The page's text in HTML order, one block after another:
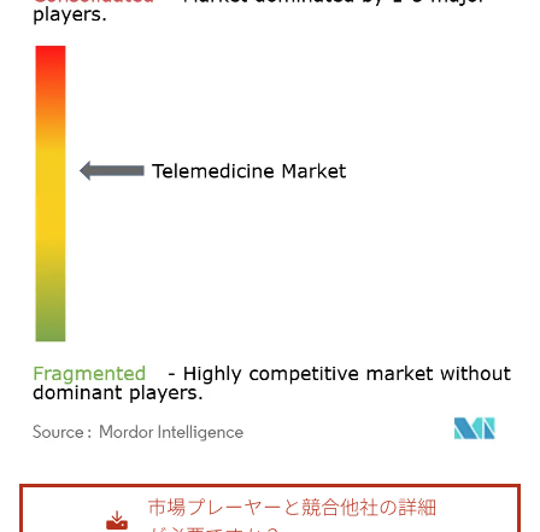
画像 © Mordor Intelligence。再利用にはCC BY 4.0の表示が必要です。